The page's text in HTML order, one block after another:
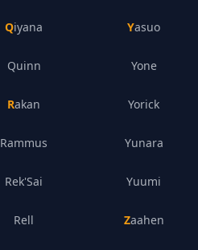
Qiyana
Quinn
Rakan
Rammus
Rek'Sai
Rell
Yasuo
Yone
Yorick
Yunara
Yuumi
Zaahen